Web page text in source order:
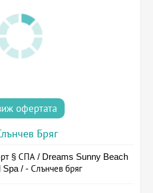
офертата
Бряг
§ СПА / Dreams Sunny Beach
/ - Слънчев бряг